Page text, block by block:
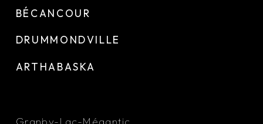
BÉCANCOUR
DRUMMONDVILLE
ARTHABASKA